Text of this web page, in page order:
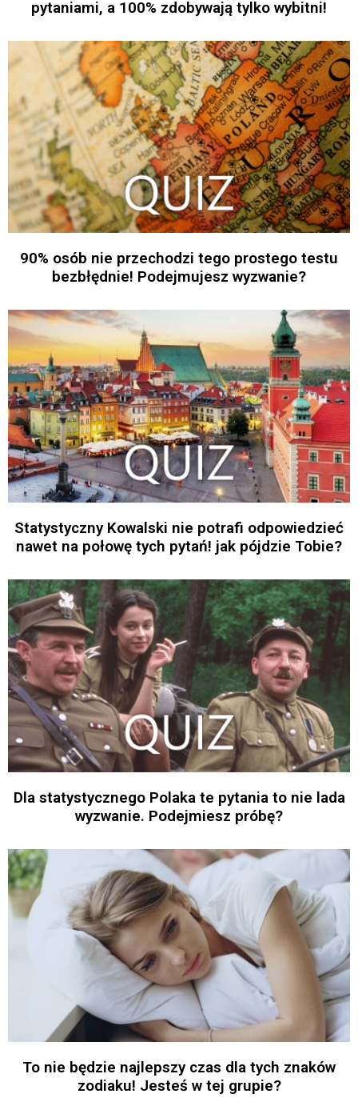
pytaniami, a 100% zdobywają tylko wybitni!
90% osób nie przechodzi tego prostego testu
bezbłędnie! Podejmujesz wyzwanie?
Statystyczny Kowalski nie potrafi odpowiedzieć
nawet na połowę tych pytań! jak pójdzie Tobie?
Dla statystycznego Polaka te pytania to nie lada
wyzwanie. Podejmiesz próbę?
To nie będzie najlepszy czas dla tych znaków
zodiaku! Jesteś w tej grupie?